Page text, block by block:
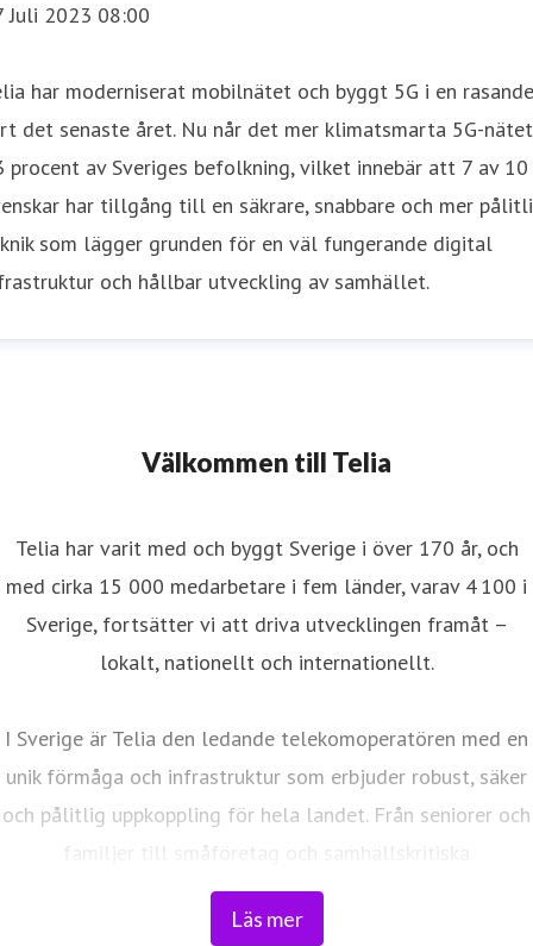
Juli 2023 08:00
har moderniserat mobilnätet och byggt 5G i en rasande
det senaste året. Nu når det mer klimatsmarta 5G-nätet
procent av Sveriges befolkning, vilket innebär att 7 av 10
har tillgång till en säkrare, snabbare och mer
som lägger grunden för en väl fungerande digital
och hållbar utveckling av samhället.
Välkommen till Telia
Läs mer
Telia har varit med och byggt Sverige i över 170 år, och
med cirka 15 000 medarbetare i fem länder, varav 4 100 i
Sverige, fortsätter vi att driva utvecklingen framåt –
lokalt, nationellt och internationellt.
I Sverige är Telia den ledande telekomoperatören med en
unik förmåga och infrastruktur som erbjuder robust, säker
och pålitlig uppkoppling för hela landet. Från seniorer och
familjer till småföretag och samhällskritiska
verksamheter. Vi möjliggör digitaliseringens kraft i
vardagen och är en del av Sveriges totalförsvar. Med